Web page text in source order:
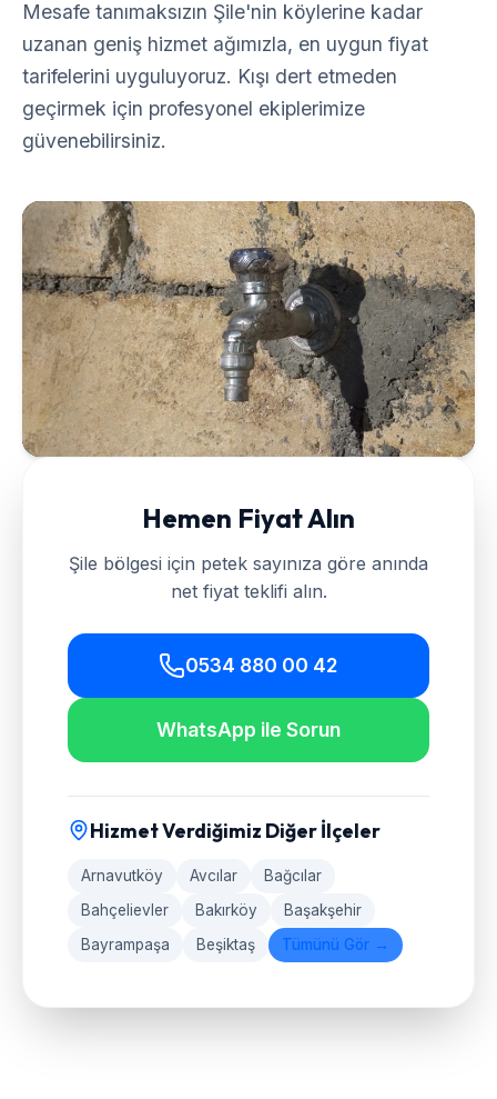
Mesafe tanımaksızın Şile'nin köylerine kadar
uzanan geniş hizmet ağımızla, en uygun fiyat
tarifelerini uyguluyoruz. Kışı dert etmeden
geçirmek için profesyonel ekiplerimize
güvenebilirsiniz.
Hemen Fiyat Alın
Şile bölgesi için petek sayınıza göre anında
net fiyat teklifi alın.
0534 880 00 42
WhatsApp ile Sorun
Hizmet Verdiğimiz Diğer İlçeler
Arnavutköy Avcılar
Bağcılar
Bahçelievler
Bakırköy
Başakşehir
Bayrampaşa
Beşiktaş Tümünü Gör →